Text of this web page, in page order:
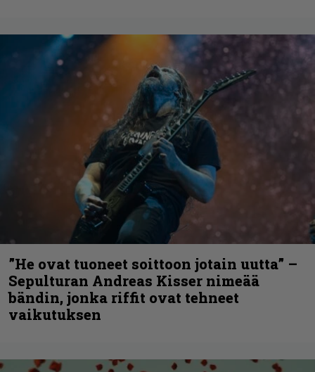
”He ovat tuoneet soittoon jotain uutta” –
Sepulturan Andreas Kisser nimeää
bändin, jonka riffit ovat tehneet
vaikutuksen